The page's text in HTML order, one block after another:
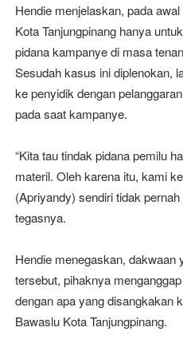
Hendie menjelaskan, pada
Kota Tanjungpinang hanya
pidana kampanye di masa
Sesudah kasus ini diplenokan,
ke penyidik dengan
pada saat kampanye.
“Kita tau tindak pidana pemilu
materil. Oleh karena itu, kami
(Apriyandy) sendiri tidak
tegasnya.
Hendie menegaskan, dakwaan
tersebut, pihaknya
dengan apa yang disangkakan
Bawaslu Kota Tanjungpinang.